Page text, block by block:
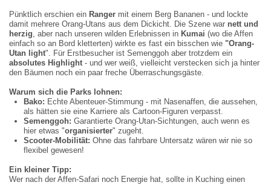
Pünktlich erschien ein Ranger mit einem Berg Bananen - und lockte
damit mehrere Orang-Utans aus dem Dickicht. Die Szene war nett und
herzig, aber nach unseren wilden Erlebnissen in Kumai (wo die Affen
einfach so an Bord kletterten) wirkte es fast ein bisschen wie "Orang-
Utan light". Für Erstbesucher ist Semenggoh aber trotzdem ein
absolutes Highlight - und wer weiß, vielleicht verstecken sich ja hinter
den Bäumen noch ein paar freche Überraschungsgäste.
Warum sich die Parks lohnen:
Bako: Echte Abenteuer-Stimmung - mit Nasenaffen, die aussehen,
als hätten sie eine Karriere als Cartoon-Figuren verpasst.
Semenggoh: Garantierte Orang-Utan-Sichtungen, auch wenn es
hier etwas "organisierter" zugeht.
Scooter-Mobilität: Ohne das fahrbare Untersatz wären wir nie so
flexibel gewesen!
Ein kleiner Tipp:
Wer nach der Affen-Safari noch Energie hat, sollte in Kuching einen
Sea